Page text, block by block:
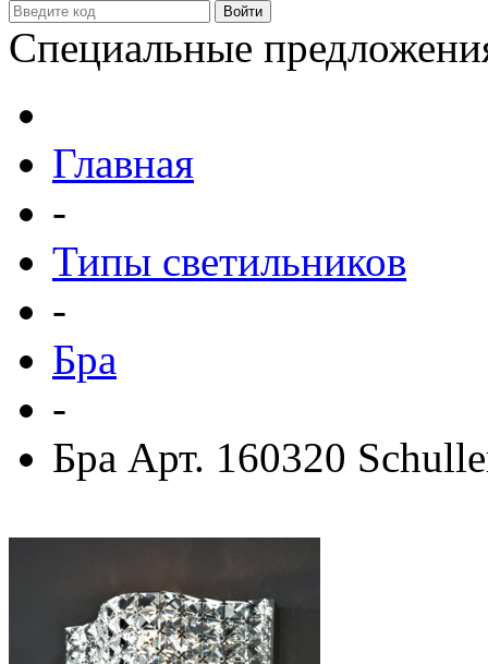
Специальные
Главная
-
Типы светильников
-
Бра
-
Бра Арт. 160320